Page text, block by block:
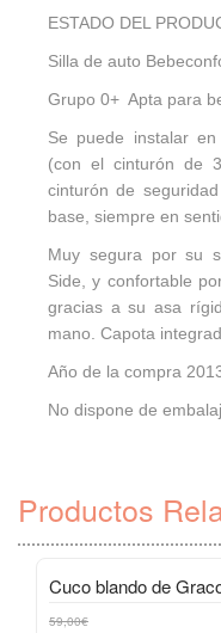
ESTADO DEL
Silla de auto
Grupo 0+ Apta para
Se puede instalar
(con el cinturón de
cinturón de
base, siempre en
Muy segura por su
Side, y confortable
gracias a su asa
mano. Capota
Año de la compra
No dispone de
Productos
Cuco blando de
59,00€